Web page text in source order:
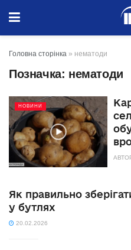
Головна сторінка » нематоди
Позначка: нематоди
НОВИНИ
Як правильно
у бутлях
20.02.2026